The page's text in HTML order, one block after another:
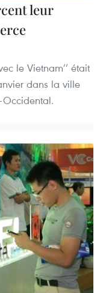
leur
le Vietnam’’ était
dans la ville